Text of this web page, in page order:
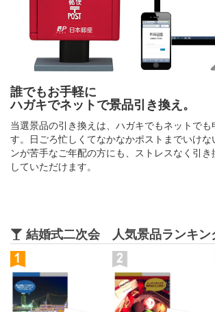
誰でもお手軽に
ハガキでネットで景品引き換え。
当選景品の引き換えは、ハガキでもネットでも
す。日ごろ忙しくてなかなかポストまでいけな
ンが苦手なご年配の方にも、ストレスなく引き
していただけます。
結婚式二次会 人気景品ランキン